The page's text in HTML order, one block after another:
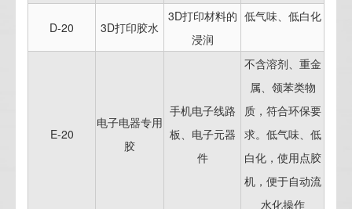
D-20 3D打印胶水
3D打印材料的
浸润
低气味、低白化
E-20
电子电器专用
胶
手机电子线路
板、电子元器
件
不含溶剂、重金
属、领苯类物
质，符合环保要
求。低气味、低
白化，使用点胶
机，便于自动流
水化操作